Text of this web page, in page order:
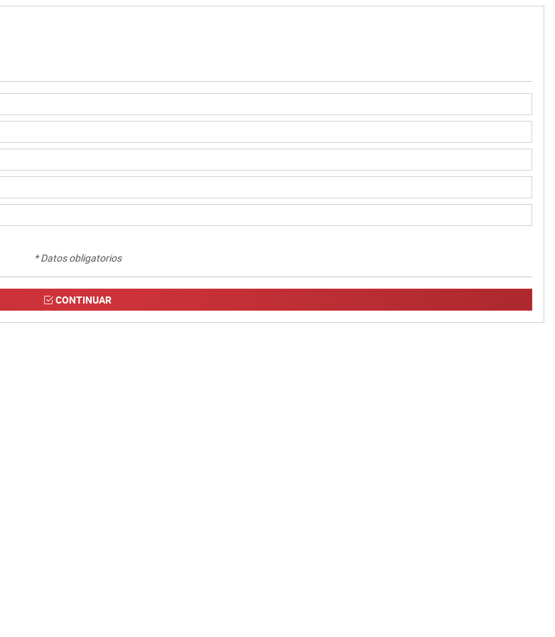
* Datos obligatorios
CONTINUAR